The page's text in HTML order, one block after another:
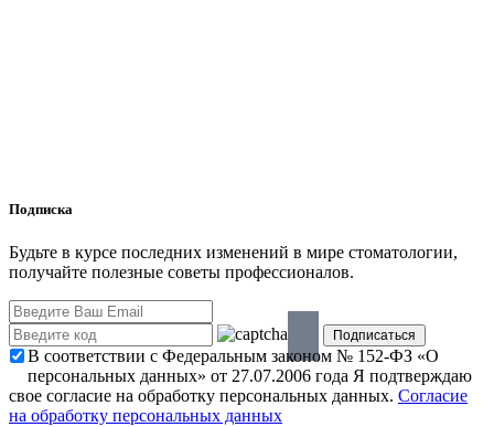
Подписка
Будьте в курсе последних изменений в мире стоматологии,
получайте полезные советы профессионалов.
В соответствии с Федеральным законом № 152-ФЗ «О
персональных данных» от 27.07.2006 года Я подтверждаю
свое согласие на обработку персональных данных. Согласие
на обработку персональных данных